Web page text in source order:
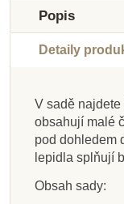
Doporučené
Na dotaz
Sada
miminko 0-3
Skladem
Taf Toys Sada
pro hru na
Popis
Detaily
V sadě najdete
obsahují malé
pod dohledem
lepidla splňují
Obsah sady: